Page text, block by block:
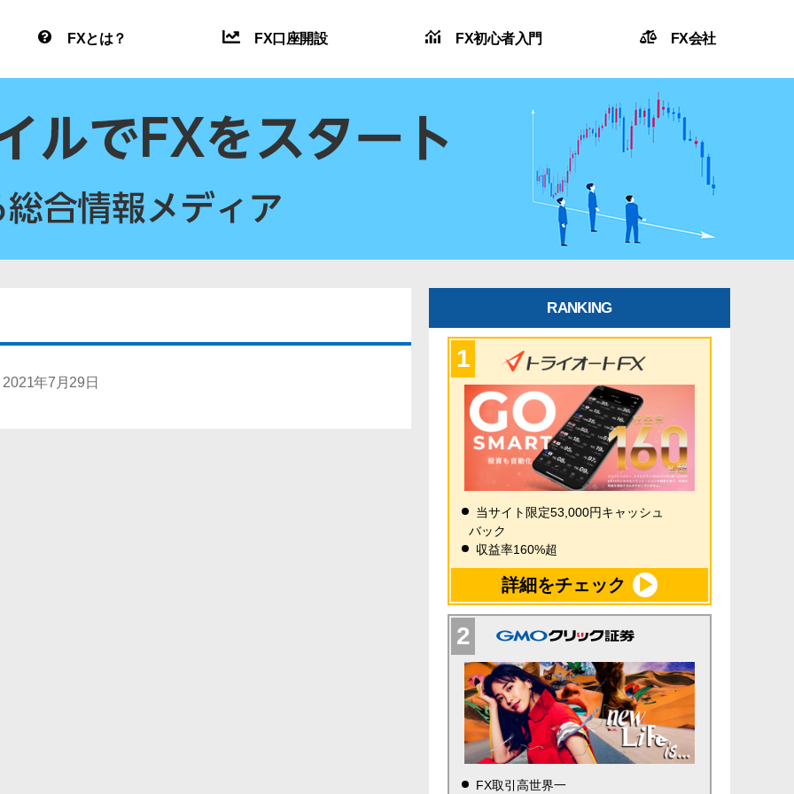
FXとは？ FX口座開設 FX初心者入門 FX会社
2021年7月29日
RANKING
当サイト限定53,000円キャッシュ
バック
収益率160%超
詳細をチェック
FX取引高世界一